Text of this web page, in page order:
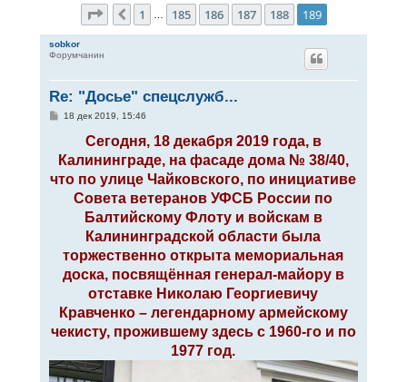
Страница 189из 189
Пред.
1 185 186 187 188 189
sobkor
Форумчанин
Re: "Досье" спецслужб...
С
щ
н
18 дек 2019, 15:46
Сегодня, 18 декабря 2019 года, в
Калининграде, на фасаде дома № 38/40,
что по улице Чайковского, по инициативе
Совета ветеранов УФСБ России по
Балтийскому Флоту и войскам в
Калининградской области была
торжественно открыта мемориальная
доска, посвящённая генерал-майору в
отставке Николаю Георгиевичу
Кравченко – легендарному армейскому
чекисту, прожившему здесь с 1960-го и по
1977 год.